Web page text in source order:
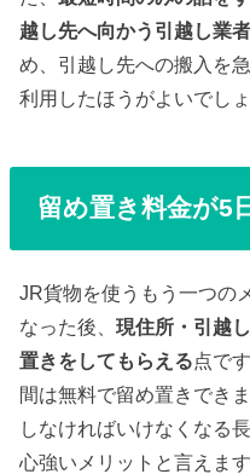
越し先へ向かう引越し業
め、引越し先への搬入を
利用したほうがよいでしょ
留め置き料金が5
JR貨物を使うもう一つの
なった後、現住所・引越
置きをしてもらえる点で
間は無料で留め置きでき
しなければいけなくなる
心強いメリットと言えます